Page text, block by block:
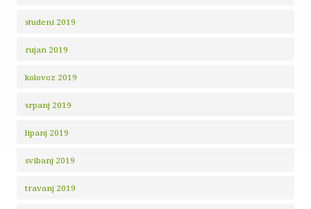
studeni 2019
rujan 2019
kolovoz 2019
srpanj 2019
lipanj 2019
svibanj 2019
travanj 2019